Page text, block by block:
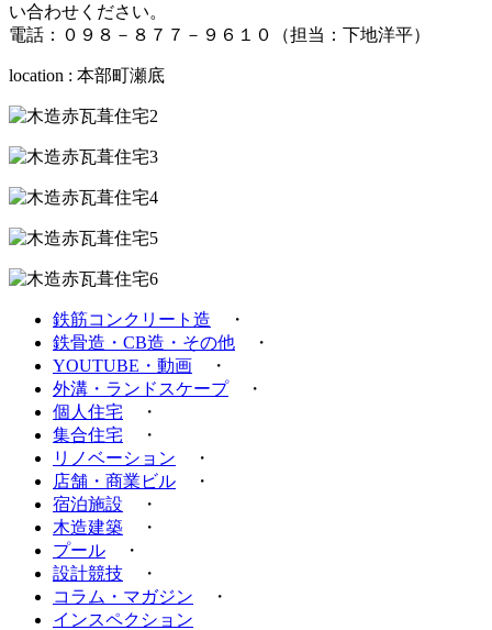
い合わせください。
電話：０９８－８７７－９６１０（担当：下地洋平）
location : 本部町瀬底
鉄筋コンクリート造 ・
鉄骨造・CB造・その他 ・
YOUTUBE・動画 ・
外溝・ランドスケープ・
個人住宅 ・
集合住宅 ・
リノベーション ・
店舗・商業ビル ・
宿泊施設 ・
木造建築 ・
プール ・
設計競技 ・
コラム・マガジン ・
インスペクション